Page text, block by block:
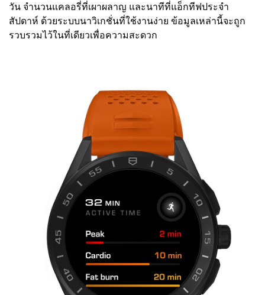
วัน จำนวนแคลอรี่ที่เผาผลาญ และนาทีที่แอ็กทีฟประจำ
สัปดาห์ ด้วยระบบนาวิเกชั่นที่ใช้งานง่าย ข้อมูลเหล่านี้จะถูก
รวบรวมไว้ในที่เดียวเพื่อความสะดวก